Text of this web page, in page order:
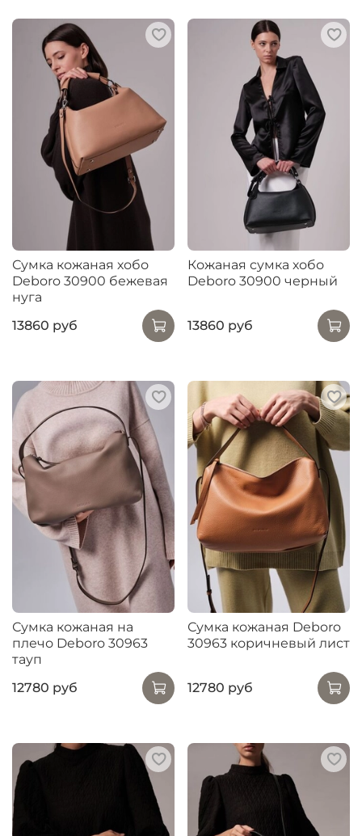
Сумка кожаная хобо
Deboro 30900 бежевая
нуга
13860 руб
Кожаная сумка хобо
Deboro 30900 черный
13860 руб
Сумка кожаная на
плечо Deboro 30963
тауп
12780 руб
Сумка кожаная Deboro
30963 коричневый лист
12780 руб